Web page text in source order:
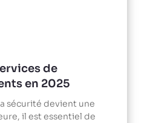
de
en 2025
sécurité devient une
il est essentiel de